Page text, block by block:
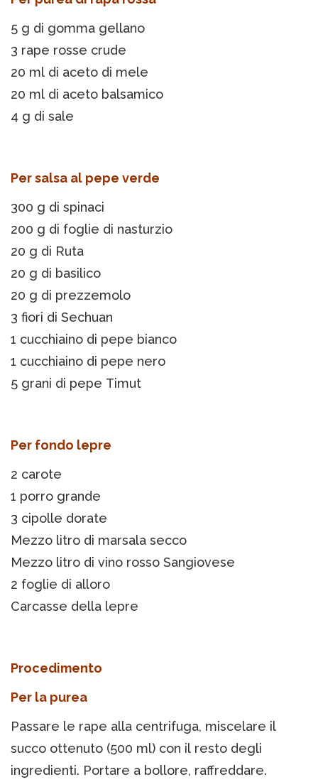
5 g di gomma gellano
3 rape rosse crude
20 ml di aceto di mele
20 ml di aceto balsamico
4 g di sale
Per salsa al pepe verde
300 g di spinaci
200 g di foglie di nasturzio
20 g di Ruta
20 g di basilico
20 g di prezzemolo
3 fiori di Sechuan
1 cucchiaino di pepe bianco
1 cucchiaino di pepe nero
5 grani di pepe Timut
Per fondo lepre
2 carote
1 porro grande
3 cipolle dorate
Mezzo litro di marsala secco
Mezzo litro di vino rosso Sangiovese
2 foglie di alloro
Carcasse della lepre
Procedimento
Per la purea
Passare le rape alla centrifuga, miscelare il
succo ottenuto (500 ml) con il resto degli
ingredienti. Portare a bollore, raffreddare.